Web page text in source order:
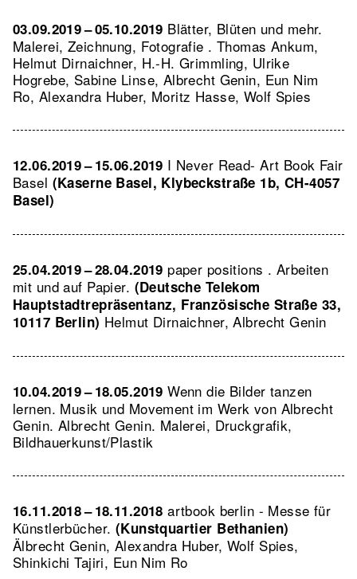
03.09.2019 – 05.10.2019 Blätter, Blüten und mehr.
Malerei, Zeichnung, Fotografie . Thomas Ankum,
Helmut Dirnaichner, H.-H. Grimmling, Ulrike
Hogrebe, Sabine Linse, Albrecht Genin, Eun Nim
Ro, Alexandra Huber, Moritz Hasse, Wolf Spies
12.06.2019 – 15.06.2019 I Never Read- Art Book Fair
Basel (Kaserne Basel, Klybeckstraße 1b, CH-4057
Basel)
25.04.2019 – 28.04.2019 paper positions . Arbeiten
mit und auf Papier. (Deutsche Telekom
Hauptstadtrepräsentanz, Französische Straße 33,
10117 Berlin) Helmut Dirnaichner, Albrecht Genin
10.04.2019 – 18.05.2019Wenn die Bilder tanzen
lernen. Musik und Movement im Werk von Albrecht
Genin. Albrecht Genin. Malerei, Druckgrafik,
Bildhauerkunst/Plastik
16.11.2018 – 18.11.2018artbook berlin - Messe für
Künstlerbücher. (Kunstquartier Bethanien)
Älbrecht Genin, Alexandra Huber, Wolf Spies,
Shinkichi Tajiri, Eun Nim Ro